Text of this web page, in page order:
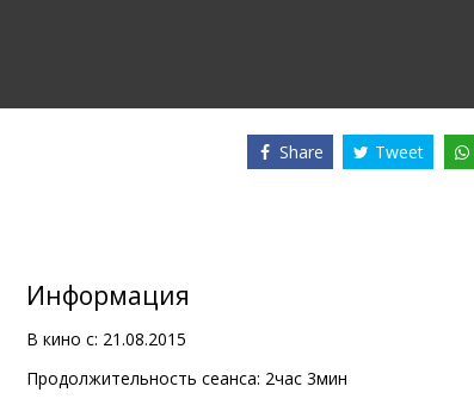
Share Tweet
Информация
В кино с: 21.08.2015
Продолжительность сеанса: 2час 3мин